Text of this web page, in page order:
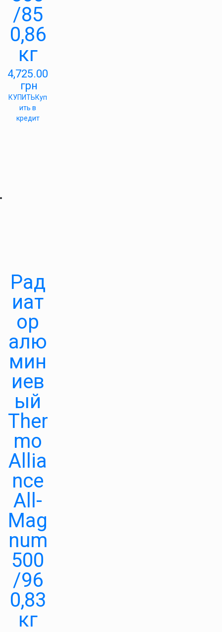
/85
0,86
кг
4,725.00
грн
КУПИТЬКуп
ить в
кредит
Рад
иат
ор
алю
мин
иев
ый
Ther
mo
Allia
nce
All-
Mag
num
500
/96
0,83
кг